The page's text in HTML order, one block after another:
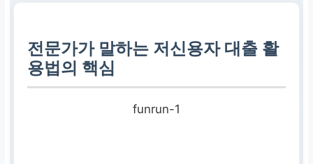
전문가가 말하는 저신용자 대출 활
용법의 핵심
funrun-1